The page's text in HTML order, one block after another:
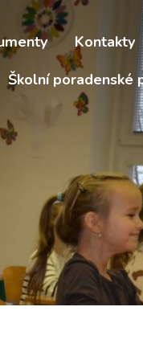
Kontakty
Školní poradenské